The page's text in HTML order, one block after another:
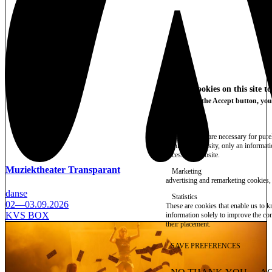
Muziektheater Transparant
danse
02—03.09.2026
KVS BOX
We use cookies on this site
By clicking the Accept button,
These cookies are necessary for
technical necessity, only an
access the website.
Marketing
advertising and remarketing cookies,
Statistics
These are cookies that enable us to
information solely to improve the
their placement.
SAVE PREFERENCES